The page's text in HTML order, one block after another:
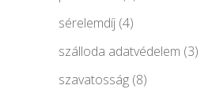
sérelemdíj (4)
szálloda adatvédelem (3)
szavatosság (8)